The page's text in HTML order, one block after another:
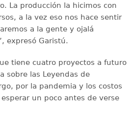
La producción la hicimos con
a la vez eso nos hace sentir
a la gente y ojalá
expresó Garistú.
tiene cuatro proyectos a futuro
sobre las Leyendas de
por la pandemia y los costos
un poco antes de verse